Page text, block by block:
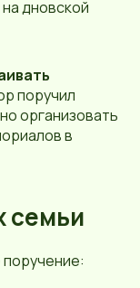
на дновской
поручил
организовать
в
семьи